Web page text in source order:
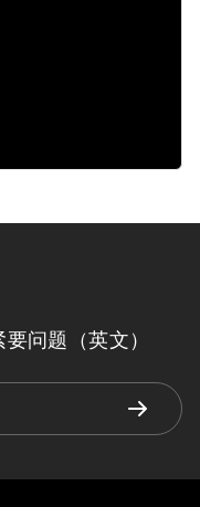
问题（英文）